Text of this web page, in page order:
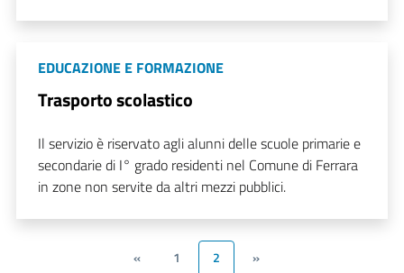
EDUCAZIONE E FORMAZIONE
Trasporto scolastico
Il servizio è riservato agli alunni delle scuole primarie e
secondarie di I° grado residenti nel Comune di Ferrara
in zone non servite da altri mezzi pubblici.
« 1 2 »